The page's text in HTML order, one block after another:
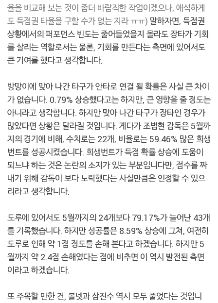
율을 비교해 보는 것이 좀더 바람직한 작업이겠으나, 애석하게
도 득점권 타율을 구할 수가 없는 지라 ㅠㅠ) 말하자면, 득점권
상황에서의 퍼포먼스 빈도는 줄어들었을지 몰라도 장타가 기회
를 살리는 역할로서는 물론, 기회를 만든다는 측면에 있어서도
큰 기여를 했다고 생각합니다.
방망이에 맞아 나간 타구가 안타로 연결 될 확률은 사실 큰 차이
가 없습니다. 0.79% 상승했다고는 하지만, 큰 영향을 줄 정도는
아니라고 생각합니다. 하지만 맞아 나간 타구가 장타인 경우가
많았다면 상황은 달라질 것입니다. 게다가 조범현 감독은 5월까
지의 경기에 비해, 수치로는 22개, 비율로는 59.46% 많은 희생
번트를 성공시켰습니다. 희생번트가 득점 확률 상승에 도움이
되느냐 하는 것은 논란의 소지가 있는 부분입니다만, 점수를 짜
내기 위해 감독이 보다 노력했다는 사실만큼은 인정할 수 있으
리라고 생각합니다.
도루에 있어서도 5월까지의 24개보다 79.17%가 늘어난 43개
를 기록했습니다. 하지만 성공률은 8.59% 상승에 그쳐, 여전히
도루로 인해 약 1점 정도를 손해 본다고 하겠습니다. 하지만 5
월까지 약 2.4점 손해였다는 점에 비추면 이 역시 발전된 측면
이라고 하겠습니다.
또 주목할 만한 건, 볼넷과 삼진수 역시 모두 줄었다는 것입니